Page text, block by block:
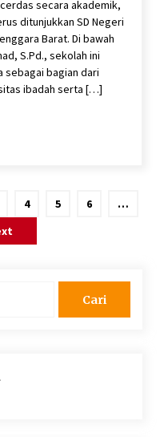
secara akademik,
ditunjukkan SD Negeri
Barat. Di bawah
S.Pd., sekolah ini
sebagai bagian dari
ibadah serta […]
4 5 6
…